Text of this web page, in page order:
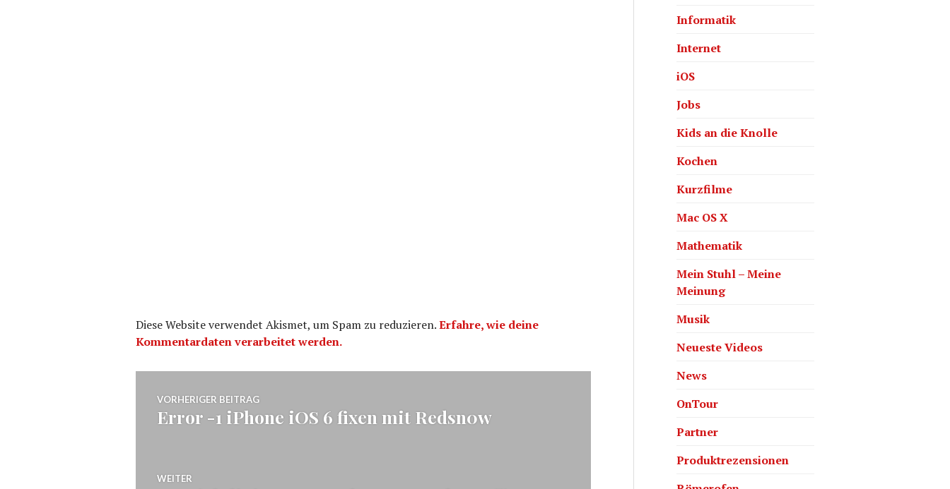
Diese Website verwendet Akismet, um Spam zu reduzieren.Erfahre, wie deine
Kommentardaten verarbeitet werden.
Beitragsnavigation
VORHERIGER BEITRAG
Vorheriger
Error -1 iPhone iOS 6 fixen mit Redsn0w
WEITER
Informatik
Internet
iOS
Jobs
Kids an die Knolle
Kochen
Kurzfilme
Mac OS X
Mathematik
Mein Stuhl – Meine
Meinung
Musik
Neueste Videos
News
OnTour
Partner
Produktrezensionen